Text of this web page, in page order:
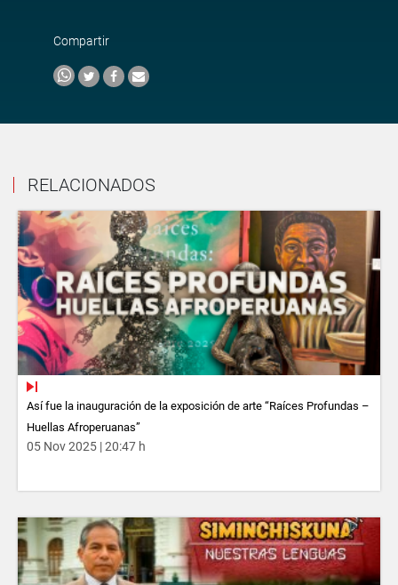
Compartir
RELACIONADOS
Así fue la inauguración de la exposición de arte “Raíces Profundas –
Huellas Afroperuanas”
05 Nov 2025 | 20:47 h